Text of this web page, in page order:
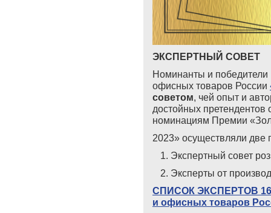
ЭКСПЕРТНЫЙ СОВЕТ
Номинанты и
офисных товаров России
советом, чей опыт и
достойных
номинациям Премии
2023» осуществляли две
Экспертный совет
Эксперты от
СПИСОК ЭКСПЕРТОВ 16-
и офисных товаров